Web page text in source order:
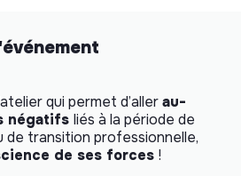
qui permet d’allerau-
négatifs liés à la période de
de transition professionnelle,
de ses forces !